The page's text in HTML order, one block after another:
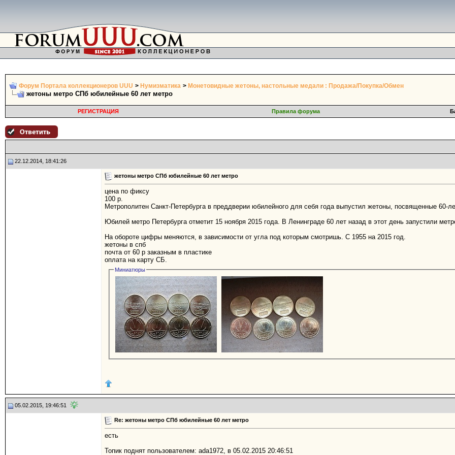
Форум Портала коллекционеров UUU > Нумизматика > Монетовидные жетоны, настольные медали : Продажа/Покупка/Обмен
жетоны метро СПб юбилейные 60 лет метро
РЕГИСТРАЦИЯ Правила форума
22.12.2014, 18:41:26
жетоны метро СПб юбилейные 60 лет метро
цена по фиксу
100 р.
Метрополитен Санкт-Петербурга в преддверии юбилейного для себя года выпустил жетоны, посвященные 60-
Юбилей метро Петербурга отметит 15 ноября 2015 года. В Ленинграде 60 лет назад в этот день запустили
На обороте цифры меняются, в зависимости от угла под которым смотришь. С 1955 на 2015 год.
жетоны в спб
почта от 60 р заказным в пластике
оплата на карту СБ.
Миниатюры
05.02.2015, 19:46:51
Re: жетоны метро СПб юбилейные 60 лет метро
есть
Топик поднят пользователем: ada1972, в 05.02.2015 20:46:51